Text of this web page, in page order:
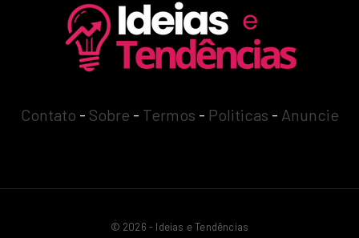
Contato - Sobre - Termos - Politicas - Anuncie
© 2026 - Ideias e Tendências